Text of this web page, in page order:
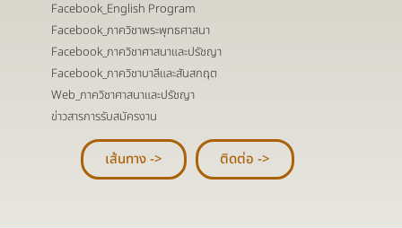
Facebook_English Program
Facebook_ภาควิชาพระพุทธศาสนา
Facebook_ภาควิชาศาสนาและปรัชญา
Facebook_ภาควิชาบาลีและสันสกฤต
Web_ภาควิชาศาสนาและปรัชญา
ข่าวสารการรับสมัครงาน
เส้นทาง -> ติดต่อ ->